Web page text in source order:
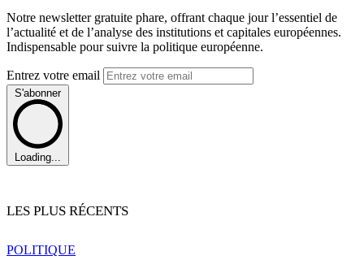
Notre newsletter gratuite phare, offrant chaque jour l’essentiel de
l’actualité et de l’analyse des institutions et capitales européennes.
Indispensable pour suivre la politique européenne.
Entrez votre email
S'abonner
Loading...
LES PLUS RÉCENTS
POLITIQUE